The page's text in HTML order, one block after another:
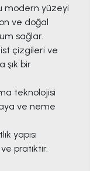
modern yüzeyi
ve doğal
sağlar.
çizgileri ve
şık bir
teknolojisi
ve neme
yapısı
ve pratiktir.